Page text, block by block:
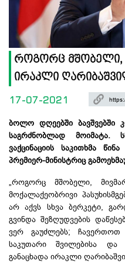
როგორც მშობელი,
ირაკლი
17-07-2021
ბოლო დღეებში ბავშვებში
საგრძნობლად მოიმატა.
ვაქცინაციის საკითხმა
პრემიერ-მინისტრიც
„როგორც მშობელი,
მოქალაქეობრივი
არ აქვს სხვა ბერკეტი,
გვინდა შეზღუდვების
ვერ გაუძლებს; ჩავერთოთ
საკუთარი შვილებისა
განაცხადა ირაკლი